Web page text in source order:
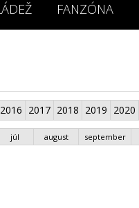
FANZÓNA
2016 2017 2018 2019 2020
júl august september